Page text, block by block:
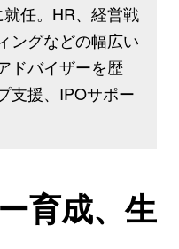
任。HR、経営戦
ングなどの幅広い
ドバイザーを歴
支援、IPOサポー
育成、生